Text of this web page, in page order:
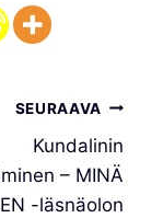
SEURAAVA
Kundalinin
– MINÄ
-läsnäolon